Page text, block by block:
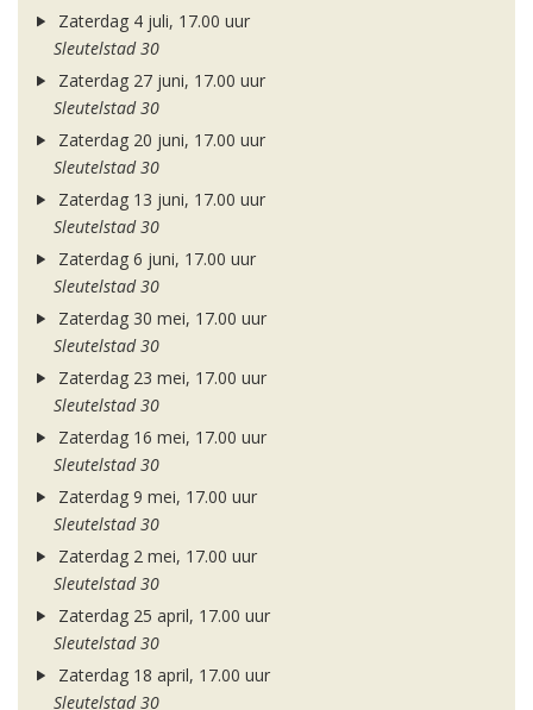
Zaterdag 4 juli, 17.00 uur
Sleutelstad 30
Zaterdag 27 juni, 17.00 uur
Sleutelstad 30
Zaterdag 20 juni, 17.00 uur
Sleutelstad 30
Zaterdag 13 juni, 17.00 uur
Sleutelstad 30
Zaterdag 6 juni, 17.00 uur
Sleutelstad 30
Zaterdag 30 mei, 17.00 uur
Sleutelstad 30
Zaterdag 23 mei, 17.00 uur
Sleutelstad 30
Zaterdag 16 mei, 17.00 uur
Sleutelstad 30
Zaterdag 9 mei, 17.00 uur
Sleutelstad 30
Zaterdag 2 mei, 17.00 uur
Sleutelstad 30
Zaterdag 25 april, 17.00 uur
Sleutelstad 30
Zaterdag 18 april, 17.00 uur
Sleutelstad 30